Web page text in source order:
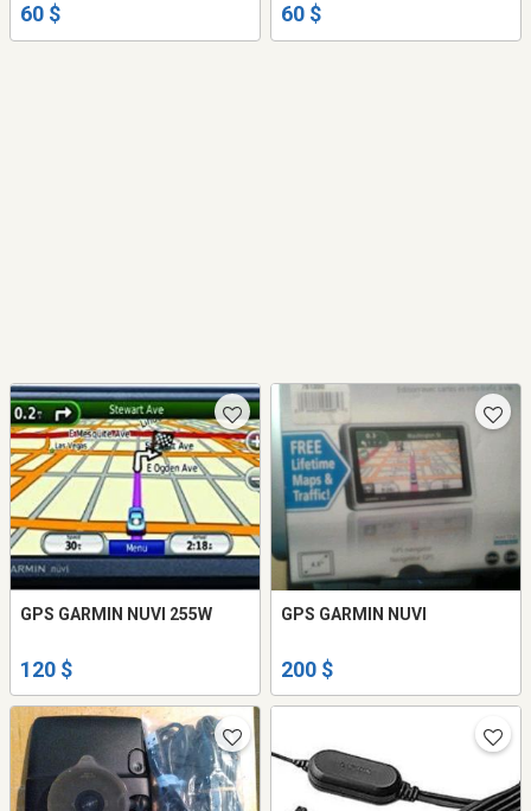
60 $ 60 $
GPS GARMIN NUVI 255W
120 $
GPS GARMIN NUVI
200 $